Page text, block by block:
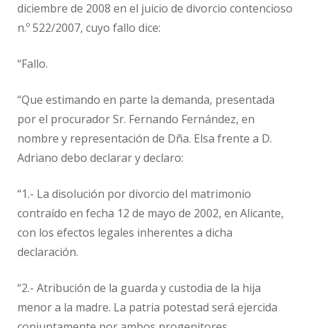
diciembre de 2008 en el juicio de divorcio contencioso
n.º 522/2007, cuyo fallo dice:
“Fallo.
“Que estimando en parte la demanda, presentada
por el procurador Sr. Fernando Fernández, en
nombre y representación de Dña. Elsa frente a D.
Adriano debo declarar y declaro:
“1.- La disolución por divorcio del matrimonio
contraído en fecha 12 de mayo de 2002, en Alicante,
con los efectos legales inherentes a dicha
declaración.
“2.- Atribución de la guarda y custodia de la hija
menor a la madre. La patria potestad será ejercida